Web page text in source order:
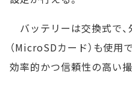
バッテリーは交換式で
（MicroSDカード）も使用
効率的かつ信頼性の高い